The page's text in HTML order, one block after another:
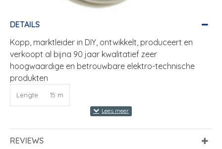
DETAILS
Kopp, marktleider in DIY, ontwikkelt, produceert en
verkoopt al bijna 90 jaar kwalitatief zeer
hoogwaardige en betrouwbare elektro-technische
produkten
Lengte 15 m
REVIEWS